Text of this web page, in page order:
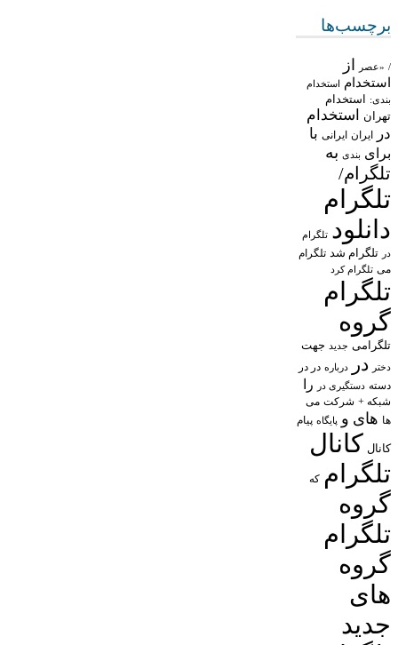
برچسب‌ها
/ «عصر از
استخدام استخدام
بندی: استخدام
تهران
استخدام
در
ایران ایرانی با
برای بندی به
تلگرام/
تلگرام
دانلود تلگرام
در تلگرام شد تلگرام
می تلگرام کرد
تلگرام
گروه
تلگرامی جدید جهت
دختر در درباره در در
دسته دستگیری در را
شبکه + شرکت می
ها های و پایگاه پیام
کانال کانال
تلگرام که
گروه
تلگرام
گروه
های
جدید